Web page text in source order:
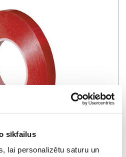
sīkfailus
lai personalizētu saturu un